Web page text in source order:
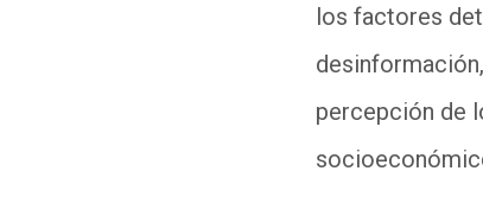
los factores
percepción de